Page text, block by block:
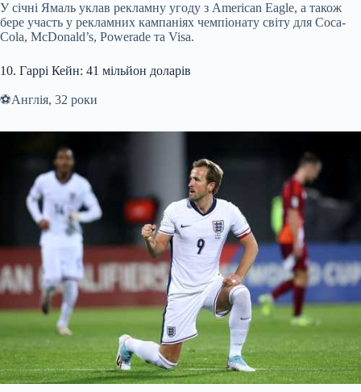
У січні Ямаль уклав рекламну угоду з American Eagle, а також
бере участь у рекламних кампаніях чемпіонату світу для Coca-
Cola, McDonald’s, Powerade та Visa.
10. Гаррі Кейн: 41 мільйон доларів
⚽️Англія, 32 роки